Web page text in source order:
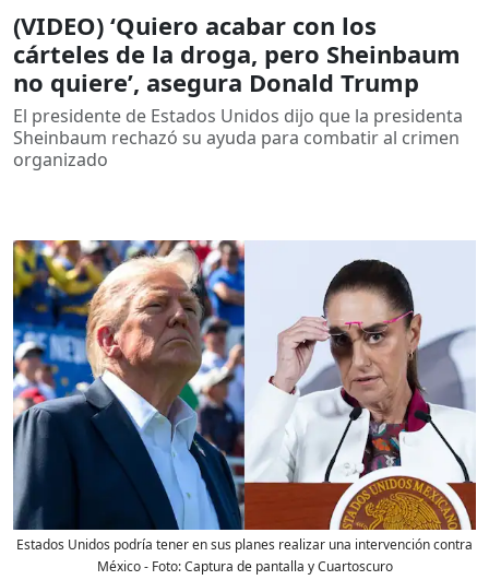
(VIDEO) ‘Quiero acabar con los
cárteles de la droga, pero Sheinbaum
no quiere’, asegura Donald Trump
El presidente de Estados Unidos dijo que la presidenta
Sheinbaum rechazó su ayuda para combatir al crimen
organizado
Estados Unidos podría tener en sus planes realizar una intervención contra
México- Foto:Captura de pantalla y Cuartoscuro